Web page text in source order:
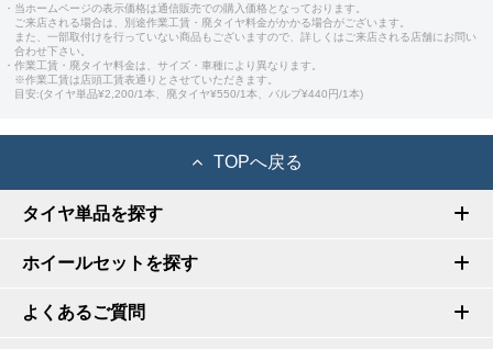
・当ホームページの表示価格は通信販売での購入価格となっております。
ご来店される場合は、別途作業工賃・廃タイヤ料金がかかる場合がございます。
また、一部取付けを行っていない商品もございますので、詳しくはご来店される店舗にお問い
合わせ下さい。
・作業工賃・廃タイヤ料金は、サイズ・車種により異なります。
※作業工賃は店頭工賃表通りとさせていただきます。
目安:(タイヤ単品¥2,200/1本、廃タイヤ¥550/1本、バルブ¥440円/1本)
TOPへ戻る
タイヤ単品を探す
ホイールセットを探す
よくあるご質問